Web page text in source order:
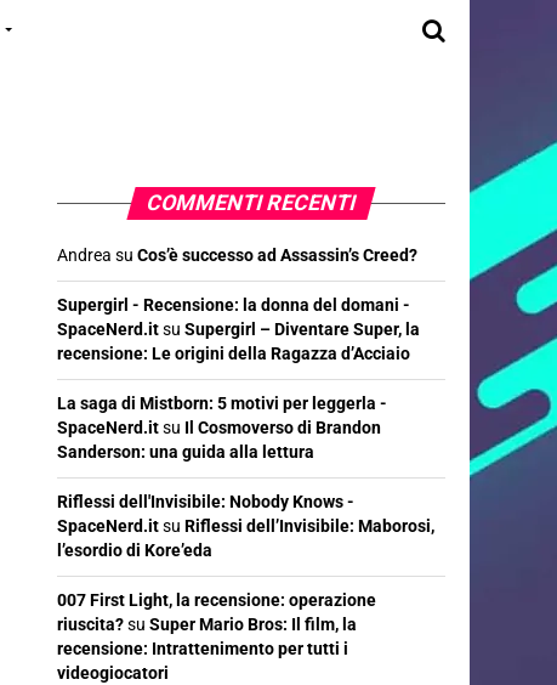
COMMENTI RECENTI
Andrea su Cos’è successo ad Assassin’s Creed?
Supergirl - Recensione: la donna del domani -
SpaceNerd.itsu Supergirl – Diventare Super, la
recensione: Le origini della Ragazza d’Acciaio
La saga di Mistborn: 5 motivi per leggerla -
SpaceNerd.itsu Il Cosmoverso di Brandon
Sanderson: una guida alla lettura
Riflessi dell'Invisibile: Nobody Knows -
SpaceNerd.itsu Riflessi dell’Invisibile: Maborosi,
l’esordio di Kore’eda
007 First Light, la recensione: operazione
riuscita?su Super Mario Bros: Il film, la
recensione: Intrattenimento per tutti i
videogiocatori